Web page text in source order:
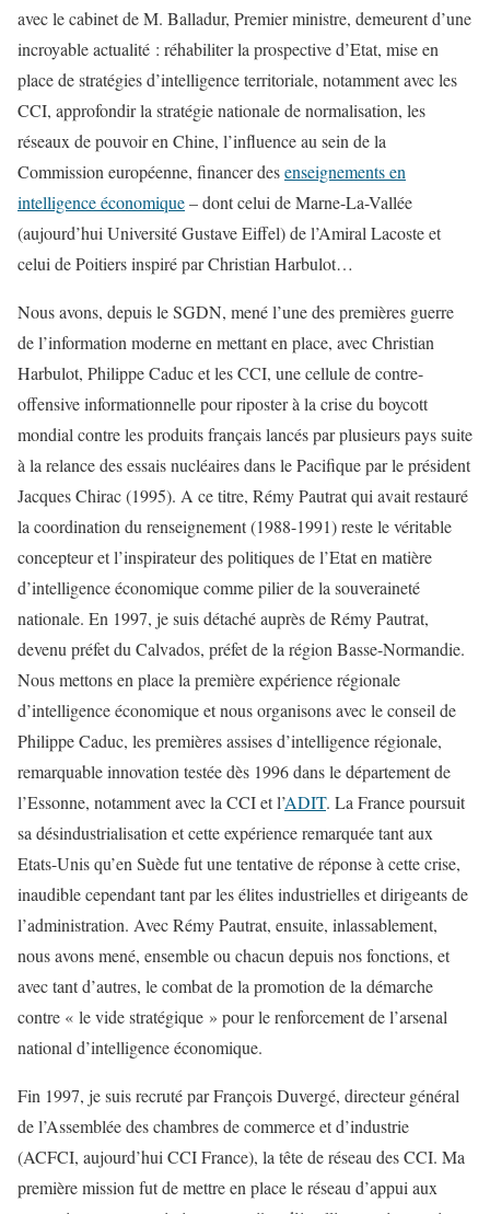
avec le cabinet de M. Balladur, Premier ministre, demeurent d’une
incroyable actualité : réhabiliter la prospective d’Etat, mise en
place de stratégies d’intelligence territoriale, notamment avec les
CCI, approfondir la stratégie nationale de normalisation, les
réseaux de pouvoir en Chine, l’influence au sein de la
Commission européenne, financer desenseignements en
intelligence économique– dont celui de Marne-La-Vallée
(aujourd’hui Université Gustave Eiffel) de l’Amiral Lacoste et
celui de Poitiers inspiré par Christian Harbulot…
Nous avons, depuis le SGDN, mené l’une des premières guerre
de l’information moderne en mettant en place, avec Christian
Harbulot, Philippe Caduc et les CCI, une cellule de contre-
offensive informationnelle pour riposter à la crise du boycott
mondial contre les produits français lancés par plusieurs pays suite
à la relance des essais nucléaires dans le Pacifique par le président
Jacques Chirac (1995). A ce titre, Rémy Pautrat qui avait restauré
la coordination du renseignement (1988-1991) reste le véritable
concepteur et l’inspirateur des politiques de l’Etat en matière
d’intelligence économique comme pilier de la souveraineté
nationale. En 1997, je suis détaché auprès de Rémy Pautrat,
devenu préfet du Calvados, préfet de la région Basse-Normandie.
Nous mettons en place la première expérience régionale
d’intelligence économique et nous organisons avec le conseil de
Philippe Caduc, les premières assises d’intelligence régionale,
remarquable innovation testée dès 1996 dans le département de
l’Essonne, notamment avec la CCI et l’ADIT. La France poursuit
sa désindustrialisation et cette expérience remarquée tant aux
Etats-Unis qu’en Suède fut une tentative de réponse à cette crise,
inaudible cependant tant par les élites industrielles et dirigeants de
l’administration. Avec Rémy Pautrat, ensuite, inlassablement,
nous avons mené, ensemble ou chacun depuis nos fonctions, et
avec tant d’autres, le combat de la promotion de la démarche
contre « le vide stratégique » pour le renforcement de l’arsenal
national d’intelligence économique.
Fin 1997, je suis recruté par François Duvergé, directeur général
de l’Assemblée des chambres de commerce et d’industrie
(ACFCI, aujourd’hui CCI France), la tête de réseau des CCI. Ma
première mission fut de mettre en place le réseau d’appui aux